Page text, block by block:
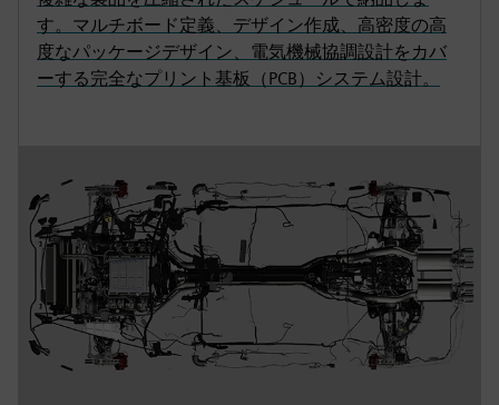
す。マルチボード定義、デザイン作成、高密度の高
度なパッケージデザイン、電気機械協調設計をカバ
ーする完全なプリント基板（PCB）システム設計。